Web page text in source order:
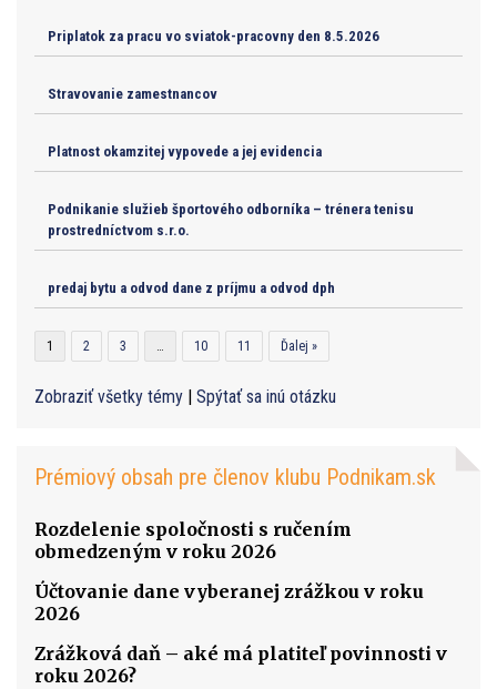
Priplatok za pracu vo sviatok-pracovny den 8.5.2026
Stravovanie zamestnancov
Platnost okamzitej vypovede a jej evidencia
Podnikanie služieb športového odborníka – trénera tenisu
prostredníctvom s.r.o.
predaj bytu a odvod dane z príjmu a odvod dph
1 2 3 … 10 11 Ďalej »
Zobraziť všetky témy Spýtať sa inú otázku
Prémiový obsah pre členov klubu Podnikam.sk
Rozdelenie spoločnosti s ručením
obmedzeným v roku 2026
Účtovanie dane vyberanej zrážkou v roku
2026
Zrážková daň – aké má platiteľ povinnosti v
roku 2026?